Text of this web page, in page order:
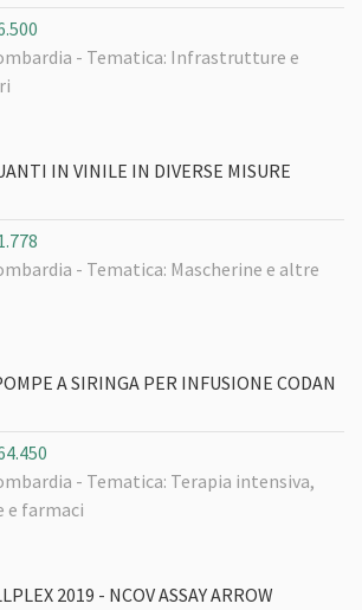
- Tematica: Infrastrutture e
IN VINILE IN DIVERSE MISURE
- Tematica: Mascherine e altre
A SIRINGA PER INFUSIONE CODAN
- Tematica: Terapia intensiva,
e farmaci
2019 - NCOV ASSAY ARROW